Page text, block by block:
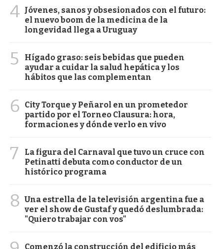
4 Jóvenes, sanos y obsesionados con el futuro:
el nuevo boom de la medicina de la
longevidad llega a Uruguay
5
Hígado graso: seis bebidas que pueden
ayudar a cuidar la salud hepática y los
hábitos que las complementan
6
City Torque y Peñarol en un prometedor
partido por el Torneo Clausura: hora,
formaciones y dónde verlo en vivo
7
La figura del Carnaval que tuvo un cruce con
Petinatti debuta como conductor de un
histórico programa
8 Una estrella de la televisión argentina fue a
ver el show de Gustaf y quedó deslumbrada:
"Quiero trabajar con vos"
Comenzó la construcción del edificio más